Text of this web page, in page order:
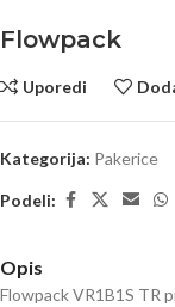
Flowpack
Uporedi
Kategorija: Pakerice
Podeli:
Opis
Flowpack VR1B1S TR